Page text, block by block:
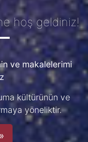
hoş geldiniz!
ve makalelerimi
kültürünün ve
yöneliktir.